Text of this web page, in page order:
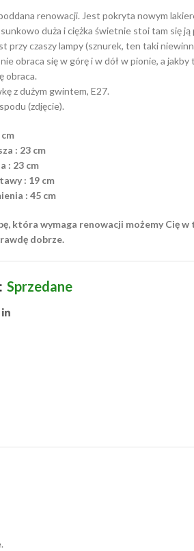
renowacji. Jest pokryta nowym
duża i ciężka świetnie stoi tam się ją
przy czaszy lampy (sznurek, ten taki
obraca się w górę i w dół w pionie, a
obraca.
z dużym gwintem, E27.
(zdjęcie).
: 23 cm
: 23 cm
: 19 cm
: 45 cm
która wymaga renowacji możemy Cię w
dobrze.
Sprzedane